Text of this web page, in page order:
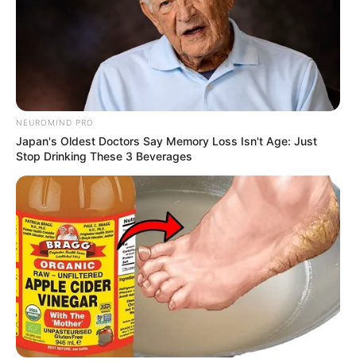
Facebook
Twitter
Pinterest
Share
Revista Artesanato
Deixe seu comentário
86 Comentários
Ana Rosa Rebello há 15 anos
NEUROMIND PRO
Japan's Oldest Doctors Say Memory Loss Isn't Age: Just
Stop Drinking These 3 Beverages